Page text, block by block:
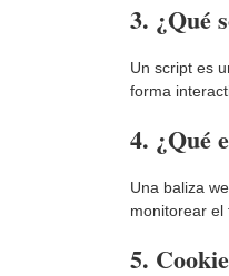
3. ¿Qué
Un script es
forma
4. ¿Qué
Una baliza
monitorear el
5.